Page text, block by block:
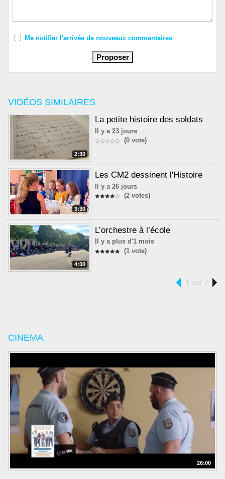
VIDÉOS SIMILAIRES
2:30
La petite histoire des soldats
Il y a 23 jours
(0 vote)
3:30
Les CM2 dessinent l'Histoire
Il y a 26 jours
(2 votes)
4:00
L’orchestre à l’école
Il y a plus d'1 mois
(1 vote)
1 sur 7
CINEMA
26:00
Me notifier l'arrivée de nouveaux commentaires